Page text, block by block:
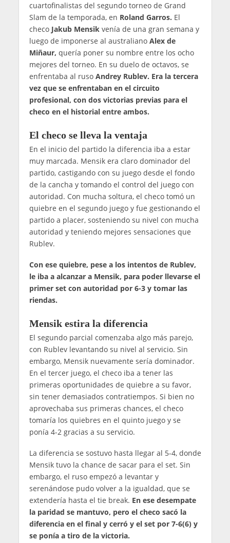
cuartofinalistas del segundo torneo de Grand
Slam de la temporada, en Roland Garros. El
checoJakub Mensikvenía de una gran semana y
luego de imponerse al australianoAlex de
Miñaur, quería poner su nombre entre los ocho
mejores del torneo. En su duelo de octavos, se
enfrentaba al ruso Andrey Rublev. Era la tercera
vez que se enfrentaban en el circuito
profesional, con dos victorias previas para el
checo en el historial entre ambos.
El checo se lleva la ventaja
En el inicio del partido la diferencia iba a estar
muy marcada. Mensik era claro dominador del
partido, castigando con su juego desde el fondo
de la cancha y tomando el control del juego con
autoridad. Con mucha soltura, el checo tomó un
quiebre en el segundo juego y fue gestionando el
partido a placer, sosteniendo su nivel con mucha
autoridad y teniendo mejores sensaciones que
Rublev.
Con ese quiebre, pese a los intentos de Rublev,
le iba a alcanzar a Mensik, para poder llevarse el
primer set con autoridad por 6-3 y tomar las
riendas.
Mensik estira la diferencia
El segundo parcial comenzaba algo más parejo,
con Rublev levantando su nivel al servicio. Sin
embargo, Mensik nuevamente sería dominador.
En el tercer juego, el checo iba a tener las
primeras oportunidades de quiebre a su favor,
sin tener demasiados contratiempos. Si bien no
aprovechaba sus primeras chances, el checo
tomaría los quiebres en el quinto juego y se
ponía 4-2 gracias a su servicio.
La diferencia se sostuvo hasta llegar al 5-4, donde
Mensik tuvo la chance de sacar para el set. Sin
embargo, el ruso empezó a levantar y
serenándose pudo volver a la igualdad, que se
extendería hasta el tie break. En ese desempate
la paridad se mantuvo, pero el checo sacó la
diferencia en el final y cerró y el set por 7-6(6) y
se ponía a tiro de la victoria.